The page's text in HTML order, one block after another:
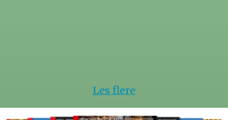
Les flere